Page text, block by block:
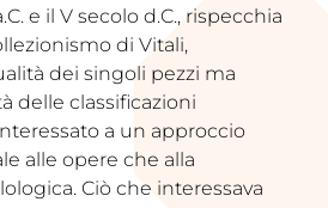
e il V secolo d.C., rispecchia
di Vitali,
dei singoli pezzi ma
delle classificazioni
a un approccio
alle opere che alla
Ciò che interessava